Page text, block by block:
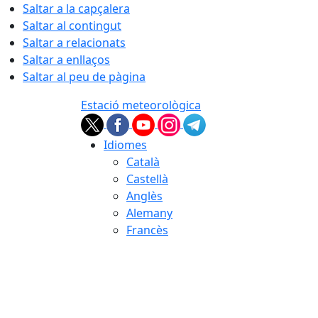
Saltar a la capçalera
Saltar al contingut
Saltar a relacionats
Saltar a enllaços
Saltar al peu de pàgina
Estació meteorològica
Idiomes
Català
Castellà
Anglès
Alemany
Francès